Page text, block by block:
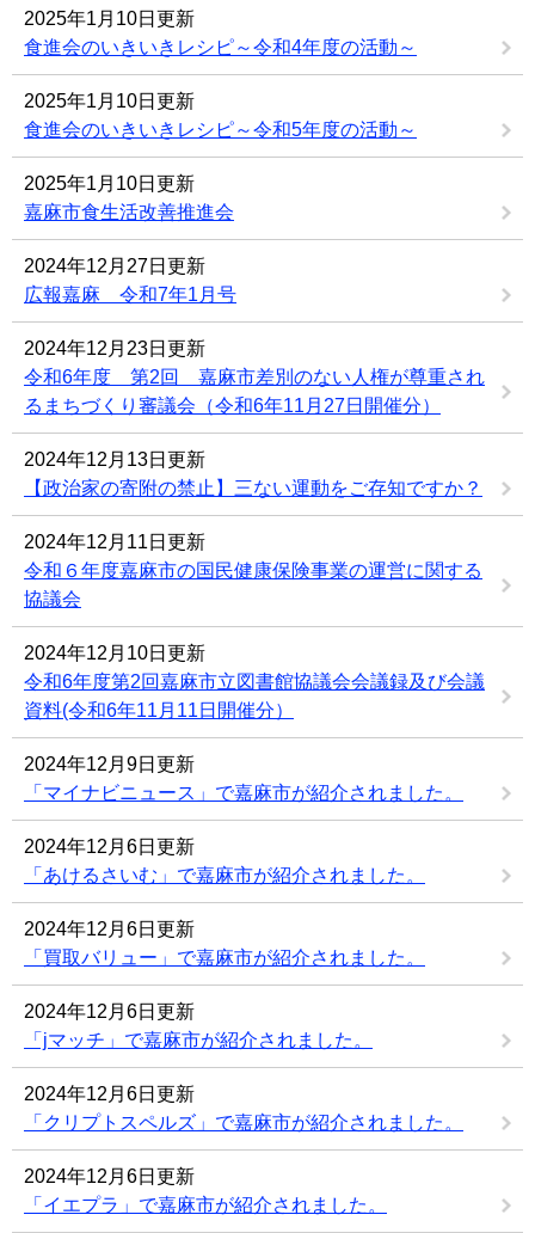
2025年1月10日更新
食進会のいきいきレシピ～令和4年度の活動～
2025年1月10日更新
食進会のいきいきレシピ～令和5年度の活動～
2025年1月10日更新
嘉麻市食生活改善推進会
2024年12月27日更新
広報嘉麻 令和7年1月号
2024年12月23日更新
令和6年度 第2回 嘉麻市差別のない人権が尊重され
るまちづくり審議会（令和6年11月27日開催分）
2024年12月13日更新
【政治家の寄附の禁止】三ない運動をご存知ですか？
2024年12月11日更新
令和６年度嘉麻市の国民健康保険事業の運営に関する
協議会
2024年12月10日更新
令和6年度第2回嘉麻市立図書館協議会会議録及び会議
資料(令和6年11月11日開催分）
2024年12月9日更新
「マイナビニュース」で嘉麻市が紹介されました。
2024年12月6日更新
「あけるさいむ」で嘉麻市が紹介されました。
2024年12月6日更新
「買取バリュー」で嘉麻市が紹介されました。
2024年12月6日更新
「jマッチ」で嘉麻市が紹介されました。
2024年12月6日更新
「クリプトスペルズ」で嘉麻市が紹介されました。
2024年12月6日更新
「イエプラ」で嘉麻市が紹介されました。